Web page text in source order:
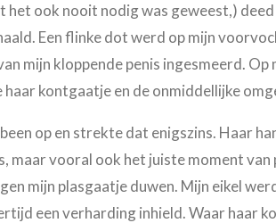
ook nooit nodig was geweest,)
Een flinke dot werd op mijn
mijn kloppende penis ingesmeerd. Op
kontgaatje en de onmiddellijke
op en strekte dat enigszins. Haar
maar vooral ook het juiste moment
mijn plasgaatje duwen. Mijn eikel
een verharding inhield. Waar haar